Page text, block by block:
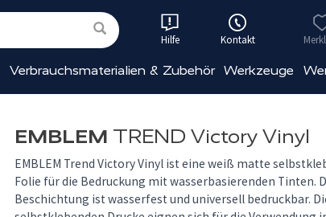
Hilfe Kontakt
Verbrauchsmaterialien & Zubehör Werkzeuge
EMBLEM TREND Victory Vinyl
EMBLEM Trend Victory Vinyl ist eine weiß matte
Folie für die Bedruckung mit wasserbasierenden Tinten.
Beschichtung ist wasserfest und universell bedruckbar.